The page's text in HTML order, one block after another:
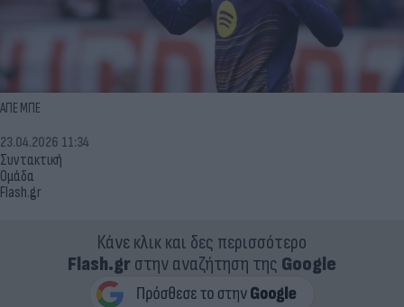
ΑΠΕ ΜΠΕ
Συντακτική
Ομάδα
Flash.gr
23.04.2026 11:34
Κάνε κλικ και δες περισσότερο
Flash.grστην αναζήτηση της Google